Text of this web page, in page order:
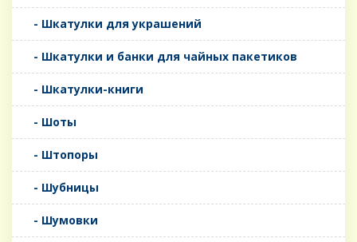
- Шкатулки для украшений
- Шкатулки и банки для чайных пакетиков
- Шкатулки-книги
- Шоты
- Штопоры
- Шубницы
- Шумовки